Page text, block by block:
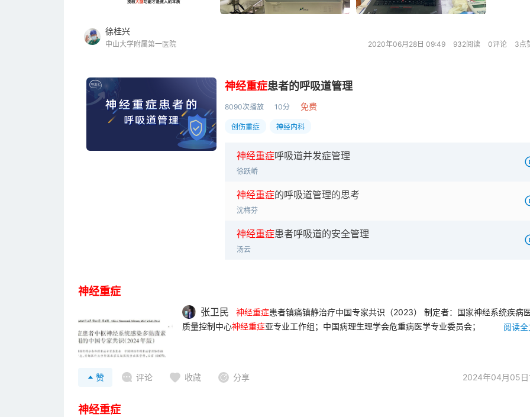
徐桂兴
中山大学附属第一医院 2020年06月28日 09:49 932阅读 0评论 3点
神经重症患者的呼吸道管理
8090次播放 10分 免费
创伤重症 神经内科
神经重症呼吸道并发症管理
徐跃峤
神经重症的呼吸道管理的思考
沈梅芬
神经重症患者呼吸道的安全管理
汤云
神经重症
张卫民 神经重症患者镇痛镇静治疗中国专家共识（2023） 制定者：国家神经系统疾病
质量控制中心神经重症亚专业工作组；中国病理生理学会危重病医学专业委员会；
[链接][引用] 2023ESICM-
赞 评论 收藏 分享 2024年04月05
神经重症